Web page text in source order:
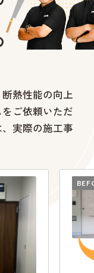
熱性能の向上
ご依頼いただ
実際の施工事